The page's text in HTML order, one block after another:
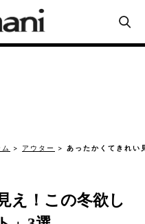
アウター あったかくてきれい
え！この冬欲し